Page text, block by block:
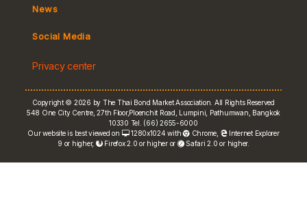
MeBond
e-bookbuilding
Yield Curve
FRN Rate
Bond Price
News
Social Media
Privacy center
Copyright © 2026 by The Thai Bond Market Association. All Rights Reserved
548 One City Centre, 27th Floor,Ploenchit Road, Lumpini, Pathumwan, Bangkok
10330 Tel. (66) 2655-6000
Our website is best viewed on
1280x1024 with Chrome
Internet Explorer
9 or higher,
Firefox 2.0 or higher or Safari 2.0 or higher.